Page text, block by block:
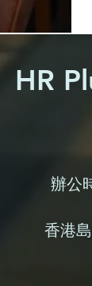
HR
辦公
香港